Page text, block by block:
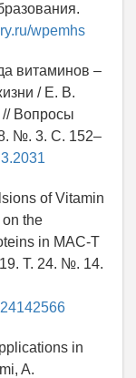
wpemhs
витаминов –
/ Е. В.
Вопросы
№. 3. С. 152–
of Vitamin
the
in MAC-T
Т. 24. №. 14.
in
A.